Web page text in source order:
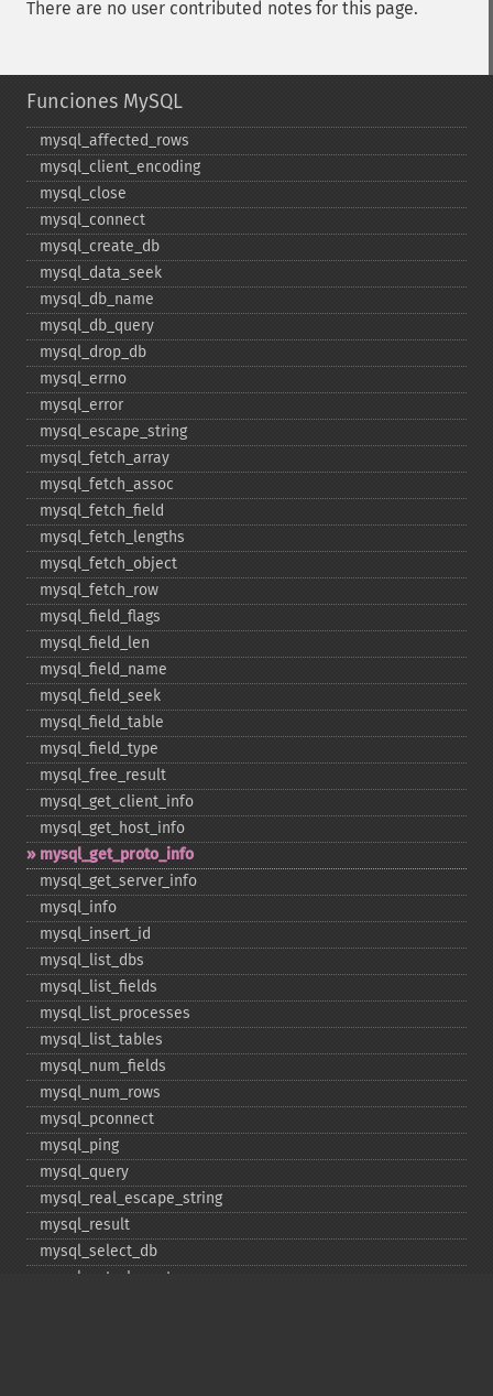
There are no user contributed notes for this page.
Funciones MySQL
mysql_​affected_​rows
mysql_​client_​encoding
mysql_​close
mysql_​connect
mysql_​create_​db
mysql_​data_​seek
mysql_​db_​name
mysql_​db_​query
mysql_​drop_​db
mysql_​errno
mysql_​error
mysql_​escape_​string
mysql_​fetch_​array
mysql_​fetch_​assoc
mysql_​fetch_​field
mysql_​fetch_​lengths
mysql_​fetch_​object
mysql_​fetch_​row
mysql_​field_​flags
mysql_​field_​len
mysql_​field_​name
mysql_​field_​seek
mysql_​field_​table
mysql_​field_​type
mysql_​free_​result
mysql_​get_​client_​info
mysql_​get_​host_​info
mysql_​get_​proto_​info
mysql_​get_​server_​info
mysql_​info
mysql_​insert_​id
mysql_​list_​dbs
mysql_​list_​fields
mysql_​list_​processes
mysql_​list_​tables
mysql_​num_​fields
mysql_​num_​rows
mysql_​pconnect
mysql_​ping
mysql_​query
mysql_​real_​escape_​string
mysql_​result
mysql_​select_​db
mysql_​set_​charset